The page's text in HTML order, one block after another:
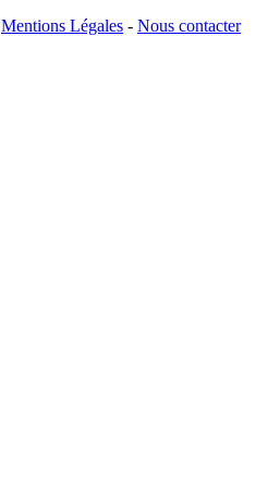
Mentions Légales - Nous contacter